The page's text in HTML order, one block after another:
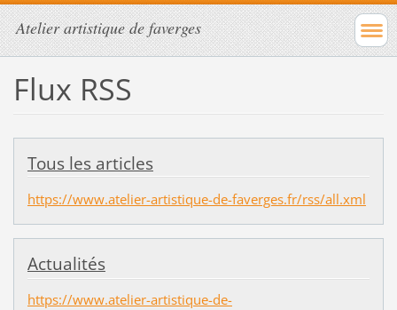
Atelier artistique de faverges
Flux RSS
Tous les articles
https://www.atelier-artistique-de-faverges.fr/rss/all.xml
Actualités
https://www.atelier-artistique-de-